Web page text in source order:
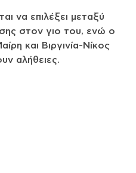
να επιλέξει μεταξύ
στον γιο του, ενώ ο
και Βιργινία-Νίκος
αλήθειες.